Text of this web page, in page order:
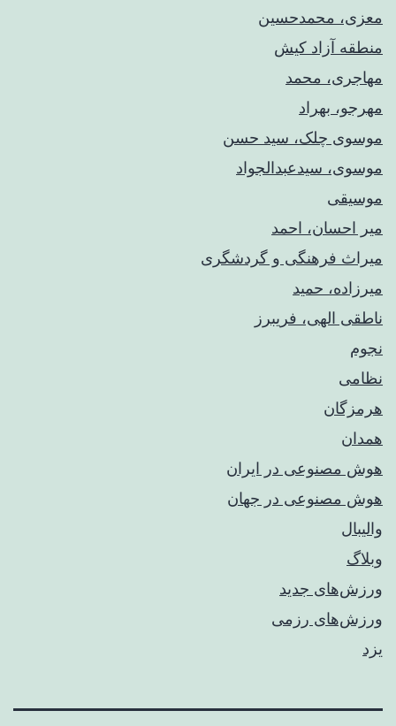
معزی، محمدحسین
منطقه آزاد کیش
مهاجری، محمد
مهرجو، بهراد
موسوی چلک، سید حسن
موسوی، سیدعبدالجواد
موسیقی
میر احسان، احمد
میراث فرهنگی و گردشگری
میرزاده، حمید
ناطقی الهی، فریبرز
نجوم
نظامی
هرمزگان
همدان
هوش مصنوعی در ایران
هوش مصنوعی در جهان
والیبال
وبلاگ
ورزش‌های جدید
ورزش‌های رزمی
یزد